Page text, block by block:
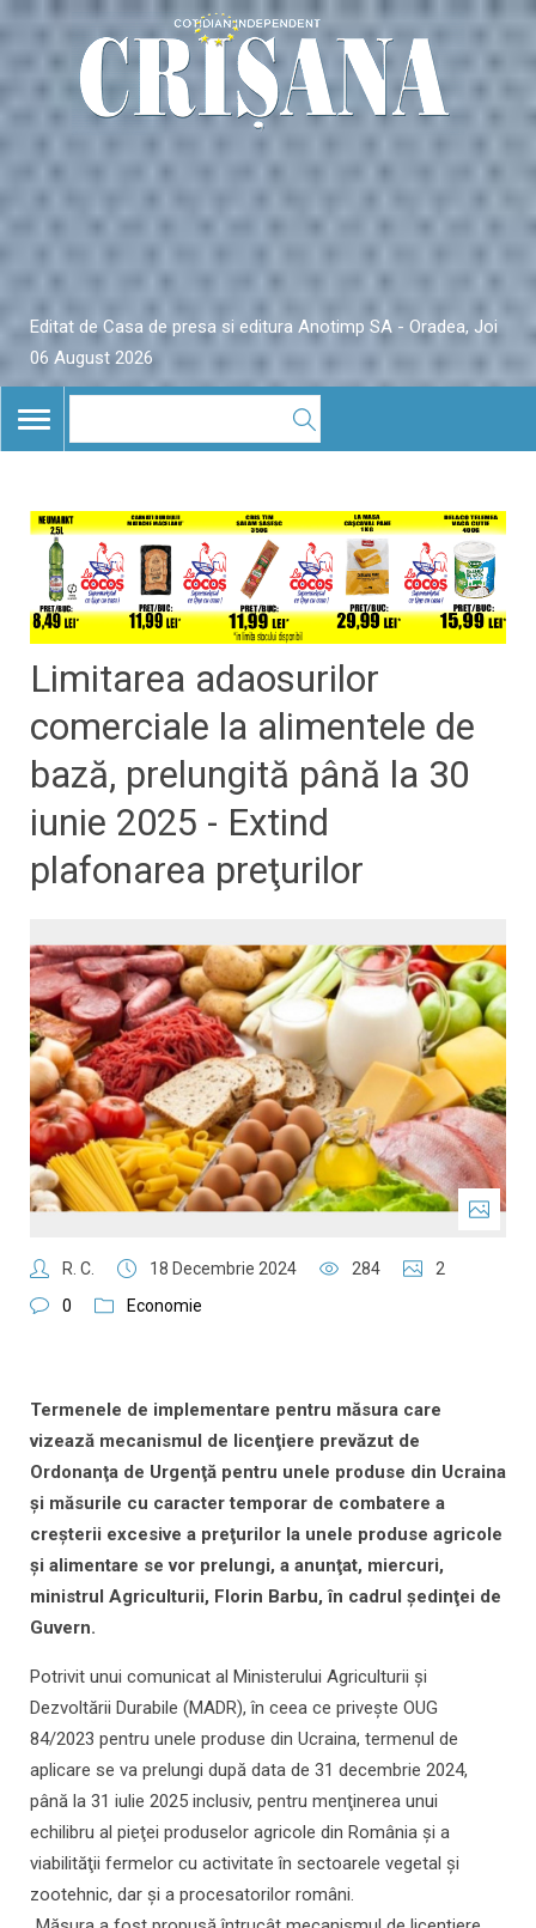
Editat de Casa de presa si editura Anotimp SA - Oradea, Joi
06 August 2026
TOGGLE
NAVIGATION
Limitarea adaosurilor
comerciale la alimentele de
bază, prelungită până la 30
iunie 2025 - Extind
plafonarea preţurilor
R. C. 18 Decembrie 2024 284
2
0
Economie
Termenele de implementare pentru măsura care
vizează mecanismul de licenţiere prevăzut de
Ordonanţa de Urgenţă pentru unele produse din Ucraina
şi măsurile cu caracter temporar de combatere a
creşterii excesive a preţurilor la unele produse agricole
şi alimentare se vor prelungi, a anunţat, miercuri,
ministrul Agriculturii, Florin Barbu, în cadrul şedinţei de
Guvern.
Potrivit unui comunicat al Ministerului Agriculturii şi
Dezvoltării Durabile (MADR), în ceea ce priveşte OUG
84/2023 pentru unele produse din Ucraina, termenul de
aplicare se va prelungi după data de 31 decembrie 2024,
până la 31 iulie 2025 inclusiv, pentru menţinerea unui
echilibru al pieţei produselor agricole din România şi a
viabilităţii fermelor cu activitate în sectoarele vegetal şi
zootehnic, dar şi a procesatorilor români.